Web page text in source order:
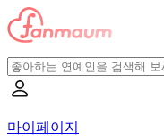
마이페이지